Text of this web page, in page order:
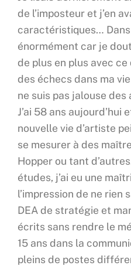
de l’imposteur et j’en
caractéristiques…
énormément car je
de plus en plus avec
des échecs dans ma
ne suis pas jalouse
J’ai 58 ans aujourd’hui
nouvelle vie d’artiste
se mesurer à des
Hopper ou tant
études, j’ai eu une
l’impression de ne rien
DEA de stratégie et
écrits sans rendre le
15 ans dans la
pleins de postes